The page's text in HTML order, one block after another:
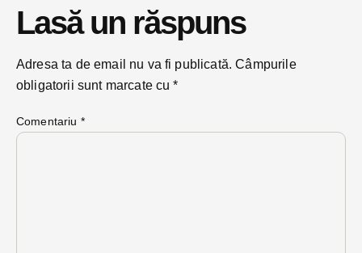
Lasă un răspuns
Adresa ta de email nu va fi publicată. Câmpurile
obligatorii sunt marcate cu*
Comentariu *